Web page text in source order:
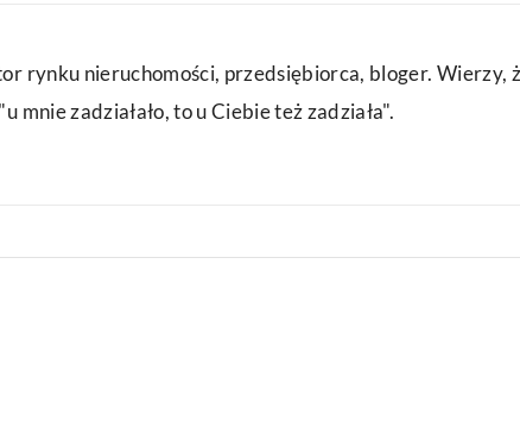
rynku nieruchomości, przedsiębiorca, bloger. Wierzy,
mnie zadziałało, to u Ciebie też zadziała".